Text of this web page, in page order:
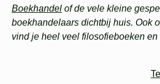
Boekhandel of de vele kleine
boekhandelaars dichtbij huis. Ook
vind je heel veel filosofieboeken en